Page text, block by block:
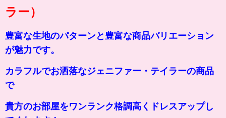
ラー）
豊富な生地のパターンと豊富な商品バリエーション
が魅力です。
カラフルでお洒落なジェニファー・テイラーの商品
で
貴方のお部屋をワンランク格調高くドレスアップし